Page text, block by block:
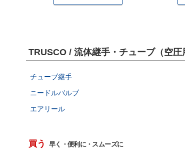
TRUSCO / 流体継手・チューブ（空圧
チューブ継手
ニードルバルブ
エアリール
買う 早く・便利に・スムーズに